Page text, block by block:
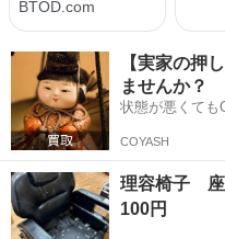
【実家の押
ませんか？
状態が悪くても
COYASH
理容椅子
100円